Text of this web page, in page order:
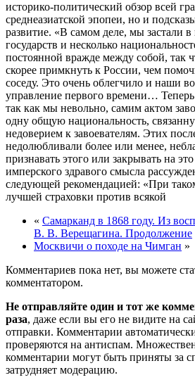
историко-политический обзор всей
среднеазиатской эпопеи, но и
развитие. «В самом деле, мы застали в
государств и несколько
постоянной вражде между собой, так
скорее примкнуть к России, чем
соседу. Это очень облегчило и наши
управление первого времени… Теперь
так как мы невольно, самим актом
одну общую национальность,
недоверием к завоевателям. Этих
недолюбливали более или менее,
признавать этого или закрывать на
имперского здравого смысла
следующей рекомендацией: «При
лучшей страховки против всякой
« Самарканд в 1868 году. Из
В. В. Верещагина. Продолжение
Москвичи о походе на Чимган »
Комментариев пока нет, вы можете
комментатором.
Не отправляйте один и тот же
раза, даже если вы его не видите на
отправки. Комментарии
проверяются на антиспам.
комментарии могут быть приняты за
затрудняет модерацию.